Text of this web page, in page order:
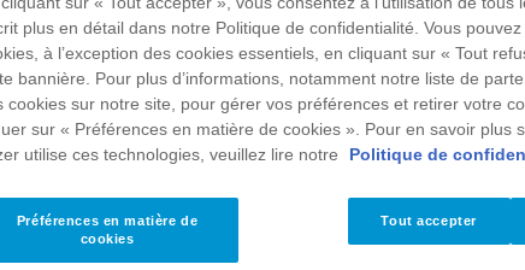
en
Pour commencer
Qu’entend-on par développement
Le développement d’un médicament ou
plus en détail dans notre Politique de confidentialité. Vous
à l’exception des cookies essentiels, en cliquant sur « Tout
bannière. Pour plus d’informations, notamment notre liste de
cookies sur notre site, pour gérer vos préférences et retirer votre
sur « Préférences en matière de cookies ». Pour en savoir plus
utilise ces technologies, veuillez lire notre
Politique de
Préférences en matière de
cookies
Tout accepter